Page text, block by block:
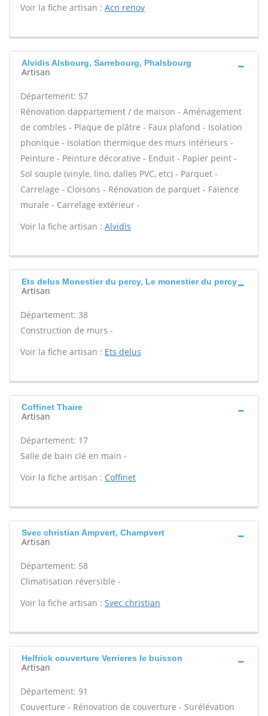
Voir la fiche artisan : Acn renov
Alvidis Alsbourg, Sarrebourg, Phalsbourg
Artisan
Département: 57
Rénovation dappartement / de maison - Aménagement
de combles - Plaque de plâtre - Faux plafond - Isolation
phonique - Isolation thermique des murs intérieurs -
Peinture - Peinture décorative - Enduit - Papier peint -
Sol souple (vinyle, lino, dalles PVC, etc) - Parquet -
Carrelage - Cloisons - Rénovation de parquet - Faïence
murale - Carrelage extérieur -
Voir la fiche artisan : Alvidis
Ets delus Monestier du percy, Le monestier du percy
Artisan
Département: 38
Construction de murs -
Voir la fiche artisan : Ets delus
Coffinet Thaire
Artisan
Département: 17
Salle de bain clé en main -
Voir la fiche artisan : Coffinet
Svec christian Ampvert, Champvert
Artisan
Département: 58
Climatisation réversible -
Voir la fiche artisan : Svec christian
Helfrick couverture Verrieres le buisson
Artisan
Département: 91
Couverture - Rénovation de couverture - Surélévation